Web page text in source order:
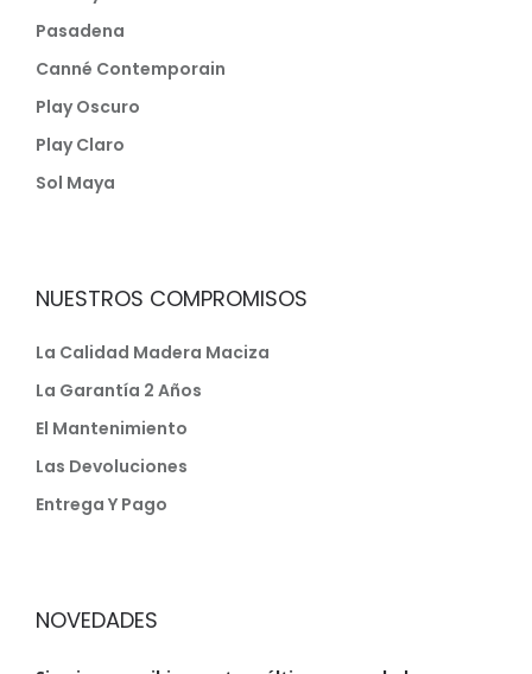
Pasadena
Canné Contemporain
Play Oscuro
Play Claro
Sol Maya
NUESTROS COMPROMISOS
La Calidad Madera Maciza
La Garantía 2 Años
El Mantenimiento
Las Devoluciones
Entrega Y Pago
NOVEDADES